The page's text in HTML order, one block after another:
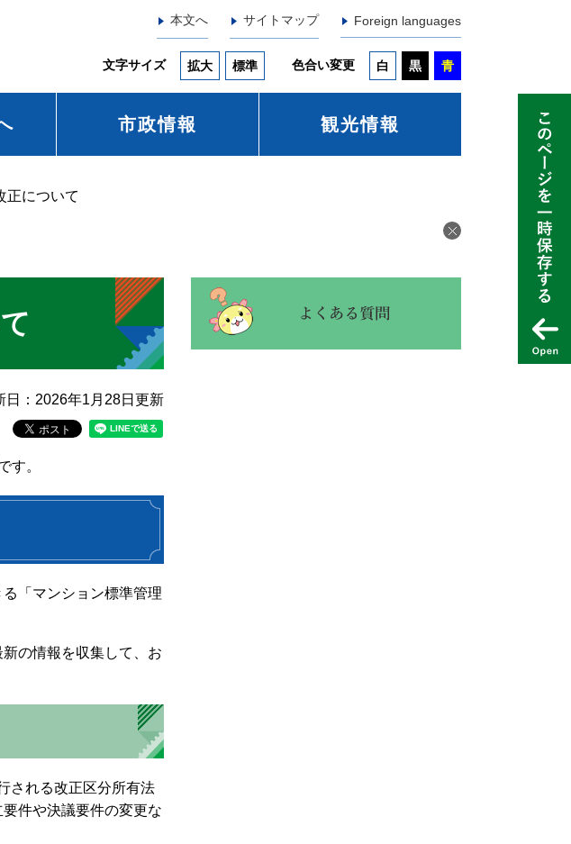
本文へ サイトマップ Foreign languages
文字サイズ 拡大 標準 色合い変更 白 黒 青
市政情報 観光情報
正について
日：2026年1月28日更新
す。
「マンション標準管理
の情報を収集して、お
される改正区分所有法
件や決議要件の変更な